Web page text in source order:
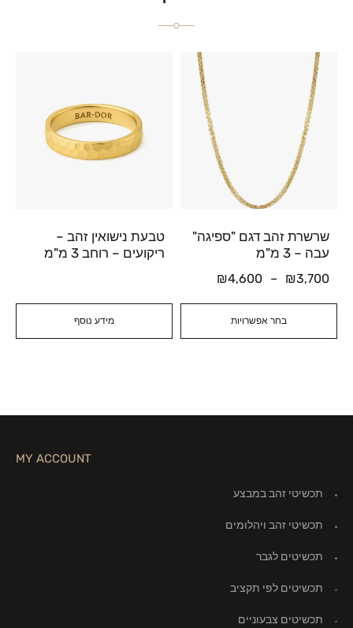
בחר אפשרויות
שרשרת זהב דגם "ספיגה"
עבה – 3 מ"מ
₪3,700
–
₪4,600
מידע נוסף
טבעת נישואין זהב –
ריקועים – רוחב 3 מ"מ
MY ACCOUNT
תכשיטי זהב במבצע
תכשיטי זהב ויהלומים
תכשיטים לגבר
תכשיטים לפי תקציב
תכשיטים צבעוניים